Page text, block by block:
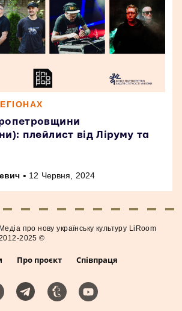
плейлист від Ліруму та
• 12 Червня, 2024
Про проєкт Співпраця
Медiа про нову українську культуру LiRoom
2025 ©